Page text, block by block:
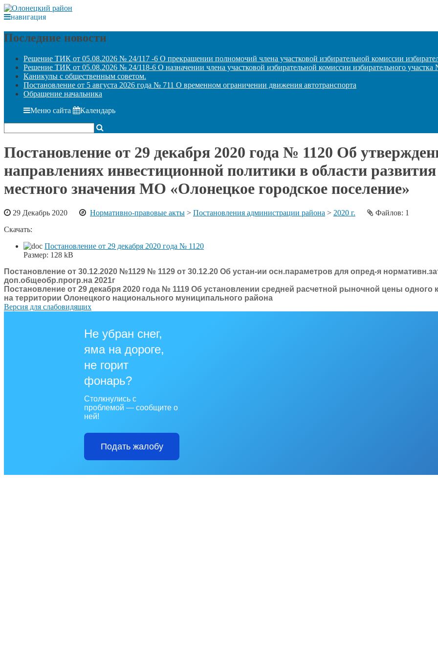
навигация
Последние новости
Решение ТИК от 05.08.2026 № 24/117 -6 О прекращении полномочий члена участковой избирательной комиссии
Решение ТИК от 05.08.2026 № 24/118-6 О назначении члена участковой избирательной комиссии избирательного участка
Каникулы с общественным советом.
Постановление от 5 августа 2026 года № 711 О временном ограничении движения автотранспорта
Обращение начальника
Меню сайта Календарь
Постановление от 29 декабря 2020 года № 1120 Об
направлениях инвестиционной политики в области
местного значения МО «Олонецкое городское поселение»
29 Декабрь 2020 Нормативно-правовые акты > Постановления администрации района > 2020 г.
Файлов: 1
Скачать:
Постановление от 29 декабря 2020 года № 1120
Размер: 128 kB
Постановление от 30.12.2020 №1129 № 1129 от 30.12.20 Об устан-ии осн.параметров для опред-я
доп.общеобр.прогр.на 2021г
Постановление от 29 декабря 2020 года № 1119 Об установлении средней расчетной рыночной цены
на территории Олонецкого национального муниципального района
Версия для слабовидящих
Не убран снег,
яма на дороге,
не горит
фонарь?
Столкнулись с
проблемой — сообщите о
ней!
Подать жалобу